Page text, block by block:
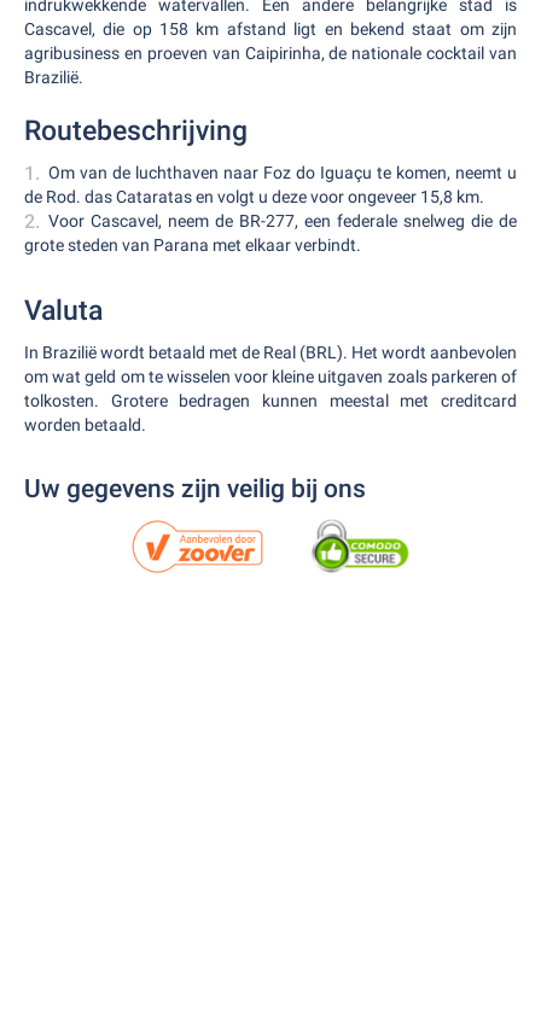
indrukwekkende watervallen. Een andere belangrijke stad is
Cascavel, die op 158 km afstand ligt en bekend staat om zijn
agribusiness en proeven van Caipirinha, de nationale cocktail van
Brazilië.
Routebeschrijving
Om van de luchthaven naar Foz do Iguaçu te komen, neemt u
de Rod. das Cataratas en volgt u deze voor ongeveer 15,8 km.
Voor Cascavel, neem de BR-277, een federale snelweg die de
grote steden van Parana met elkaar verbindt.
Valuta
In Brazilië wordt betaald met de Real (BRL). Het wordt aanbevolen
om wat geld om te wisselen voor kleine uitgaven zoals parkeren of
tolkosten. Grotere bedragen kunnen meestal met creditcard
worden betaald.
Uw gegevens zijn veilig bij ons